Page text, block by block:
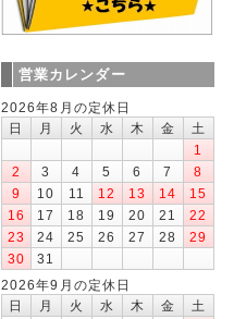
営業カレンダー
2026年8月の定休日
日
月 火 水 木 金
土
1
2
3 4 5 6 7
8
9
10 11 12 13 14
15
16
17 18 19 20 21
22
23
24 25 26 27 28
29
30
31
2026年9月の定休日
日
月 火 水 木 金
土